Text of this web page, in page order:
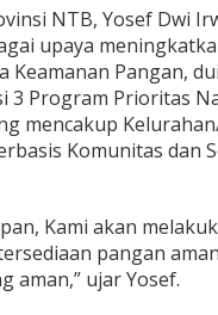
NTB, Yosef Dwi
upaya
Keamanan Pangan,
3 Program Prioritas
mencakup
Komunitas dan
Kami akan
pangan
aman,” ujar Yosef.